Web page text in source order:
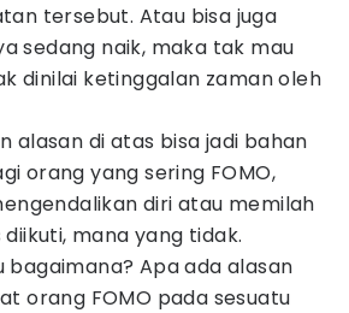
tersebut. Atau bisa juga
sedang naik, maka tak mau
dinilai ketinggalan zaman oleh
alasan di atas bisa jadi bahan
orang yang sering FOMO,
diri atau memilah
mana yang tidak.
bagaimana? Apa ada alasan
orang FOMO pada sesuatu